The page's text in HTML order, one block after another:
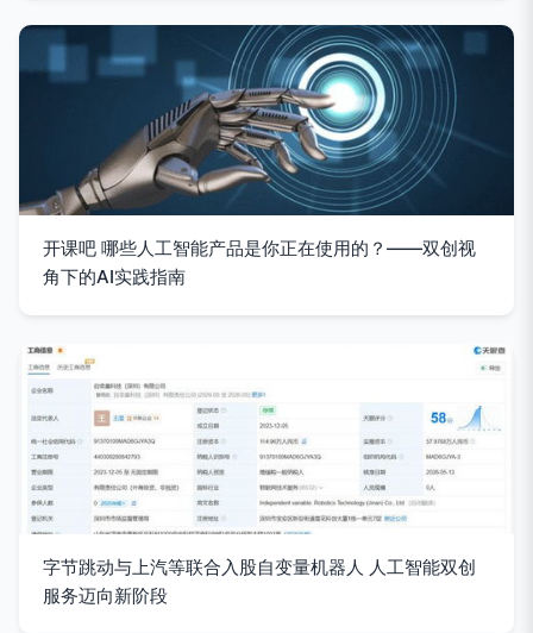
开课吧 哪些人工智能产品是你正在使用的？——双创视
角下的AI实践指南
字节跳动与上汽等联合入股自变量机器人 人工智能双创
服务迈向新阶段